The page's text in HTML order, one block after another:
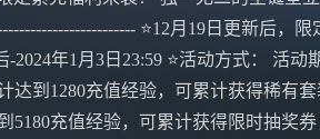
⭐12月19日更新后，
-2024年1月3日23:59 ⭐活动方式： 活
达到1280充值经验，可累计获得稀有
5180充值经验，可累计获得限时抽奖